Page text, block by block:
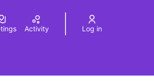
language
Activity Log in